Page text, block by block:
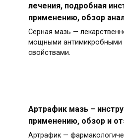
лечения, подробная
применению, обзор
Серная мазь —
мощными антимикробными
свойствами.
Артрафик мазь –
применению, обзор и
Артрафик —